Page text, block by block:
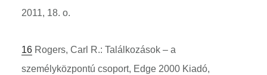
2011, 18. o.
16Rogers, Carl R.: Találkozások – a
személyközpontú csoport, Edge 2000 Kiadó,